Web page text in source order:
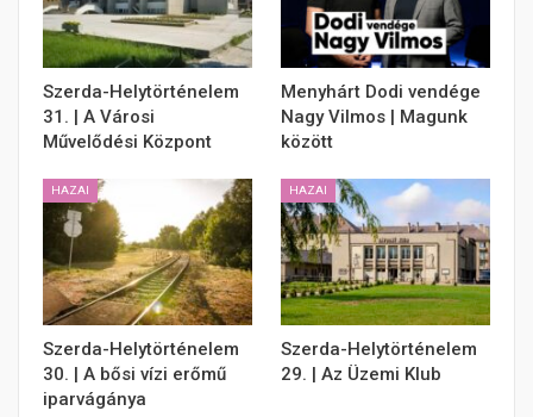
Szerda-Helytörténelem
31. | A Városi
Művelődési Központ
Menyhárt Dodi vendége
Nagy Vilmos | Magunk
között
HAZAI
Szerda-Helytörténelem
30. | A bősi vízi erőmű
iparvágánya
HAZAI
Szerda-Helytörténelem
29. | Az Üzemi Klub